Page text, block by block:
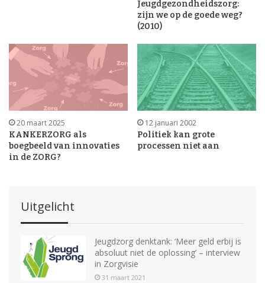
Jeugdgezondheidszorg:
zijn we op de goede weg?
(2010)
20 maart 2025
KANKERZORG als
boegbeeld van innovaties
in de ZORG?
12 januari 2002
Politiek kan grote
processen niet aan
Uitgelicht
Jeugdzorg denktank: ‘Meer geld erbij is
absoluut niet de oplossing’ – interview
in Zorgvisie
31 maart 2021